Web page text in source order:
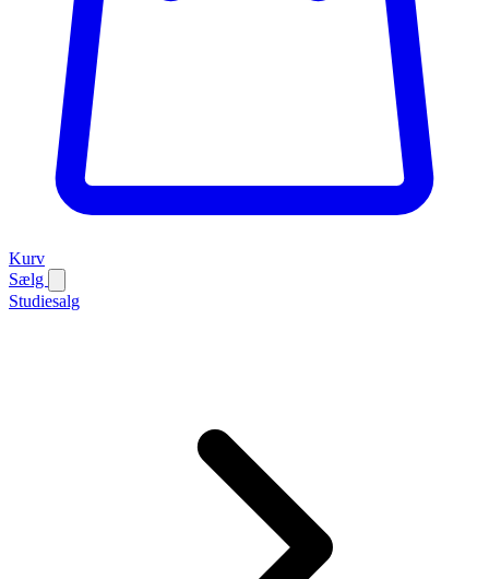
Kurv
Sælg
Studiesalg